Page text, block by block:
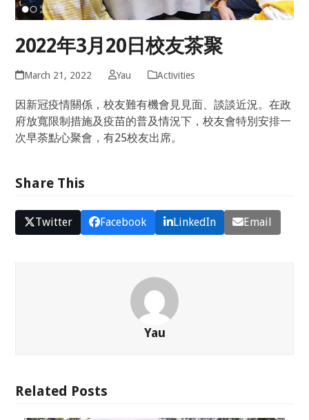
2022年3月20日校友茶聚
March 21, 2022 Yau Activities
因新冠疫情關係，校友難有機會見見面、談談近況。在政
府放寬限制措施及疫苗的普及情況下，校友會特別安排一
次早荼點心聚會，有25校友出席。
Share This
Twitter Facebook LinkedIn Email
Yau
Related Posts